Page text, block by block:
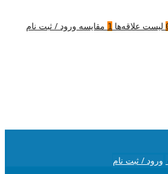
لیست علاقه‌ها 1 مقایسه ورود / ثبت نام
ورود / ثبت نام